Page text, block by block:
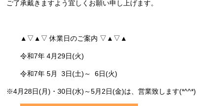
ご了承戴きますよう宜しくお願い申し上げます。
▲▽▲▽ 休業日のご案内 ▽▲▽▲
令和7年 4月29日(火)
令和7年 5月 3日(土)～ 6日(火)
※4月28日(月)・30日(水)～5月2日(金)は、営業致します(*^^*)